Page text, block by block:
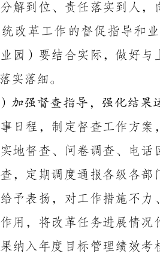
解到位、责任落实到人
改革工作的督促指导和
业园）要结合实际，做好
实落细。
）加强督查指导，强化结果
日程，制定督查工作方
地督查、问卷调查、电
，定期调度通报各级各
予表扬，对工作措施不
用，将改革任务进展情
纳入年度目标管理绩效